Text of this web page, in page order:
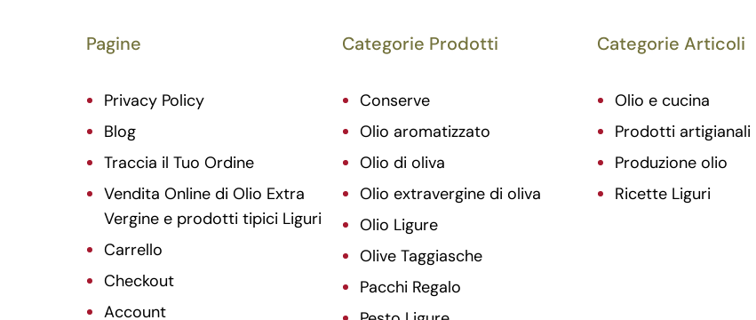
Pagine
Privacy Policy
Blog
Traccia il Tuo Ordine
Vendita Online di Olio Extra
Vergine e prodotti tipici Liguri
Carrello
Checkout
Account
Categorie Prodotti
Conserve
Olio aromatizzato
Olio di oliva
Olio extravergine di oliva
Olio Ligure
Olive Taggiasche
Pacchi Regalo
Categorie Articoli
Olio e cucina
Prodotti artigianali
Produzione olio
Ricette Liguri